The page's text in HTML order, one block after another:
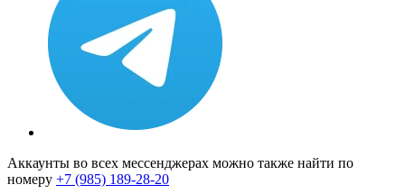
Аккаунты во всех мессенджерах можно также найти по
номеру +7 (985) 189-28-20